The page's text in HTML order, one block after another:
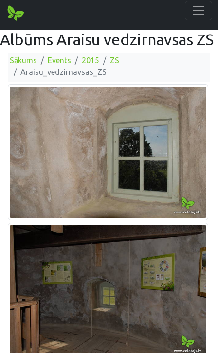
Albūms Araisu vedzirnavsas ZS
Sākums Events 2015
ZS
Araisu_vedzirnavsas_ZS